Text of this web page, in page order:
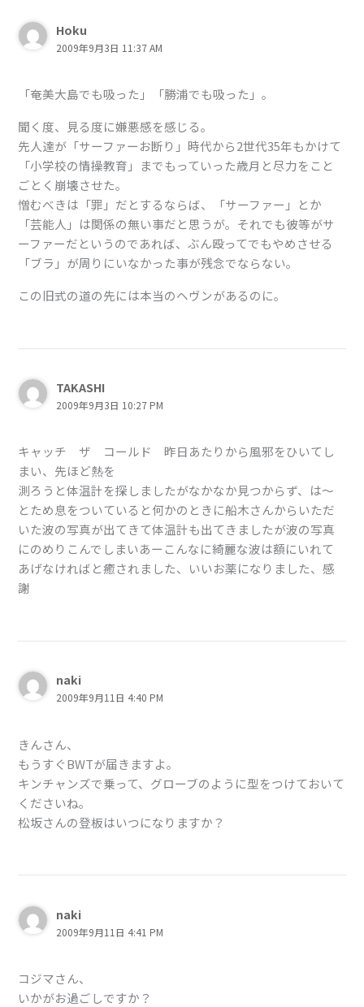
Hoku
2009年9月3日 11:37 AM
「奄美大島でも吸った」「勝浦でも吸った」。
聞く度、見る度に嫌悪感を感じる。
先人達が「サーファーお断り」時代から2世代35年もかけて
「小学校の情操教育」までもっていった歳月と尽力をこと
ごとく崩壊させた。
憎むべきは「罪」だとするならば、「サーファー」とか
「芸能人」は関係の無い事だと思うが。それでも彼等がサ
ーファーだというのであれば、ぶん殴ってでもやめさせる
「ブラ」が周りにいなかった事が残念でならない。
この旧式の道の先には本当のヘヴンがあるのに。
TAKASHI
2009年9月3日 10:27 PM
キャッチ ザ コールド 昨日あたりから風邪をひいてし
まい、先ほど熱を
測ろうと体温計を探しましたがなかなか見つからず、は～
とため息をついていると何かのときに船木さんからいただ
いた波の写真が出てきて体温計も出てきましたが波の写真
にのめりこんでしまいあーこんなに綺麗な波は額にいれて
あげなければと癒されました、いいお薬になりました、感
謝
naki
2009年9月11日 4:40 PM
きんさん、
もうすぐBWTが届きますよ。
キンチャンズで乗って、グローブのように型をつけておいて
くださいね。
松坂さんの登板はいつになりますか？
naki
2009年9月11日 4:41 PM
コジマさん、
いかがお過ごしですか？